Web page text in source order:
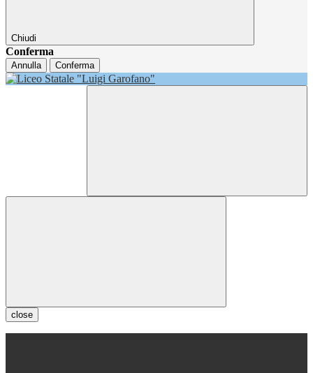
Chiudi
Conferma
Annulla Conferma
close